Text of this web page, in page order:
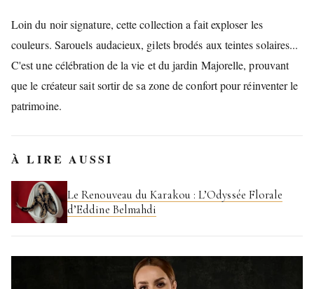
Loin du noir signature, cette collection a fait exploser les
couleurs. Sarouels audacieux, gilets brodés aux teintes solaires...
C'est une célébration de la vie et du jardin Majorelle, prouvant
que le créateur sait sortir de sa zone de confort pour réinventer le
patrimoine.
À LIRE AUSSI
Le Renouveau du Karakou : L’Odyssée Florale
d’Eddine Belmahdi